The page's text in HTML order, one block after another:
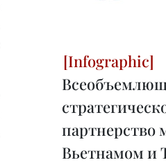
партнерство
Вьетнамом и